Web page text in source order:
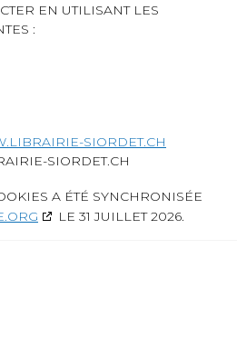
EN UTILISANT LES
:
SIORDET.CH
SIORDET.CH
A ÉTÉ SYNCHRONISÉE
LE 31 JUILLET 2026.